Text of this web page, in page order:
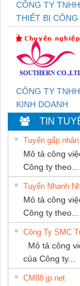
CÔNG TY TNHH
THIẾT BỊ CÔNG
SETSUBI VIỆT
NAM
CÔNG TY TNHH
KINH DOANH
DỊCH VỤ XNK
PHƯƠNG NAM
TIN
Tuyển gấp
Mô tả công
Công ty theo...
Tuyển Nhanh
Mô tả công
Công ty theo...
Công Ty SMC
Mô tả công
của Công ty...
CM88 jp net